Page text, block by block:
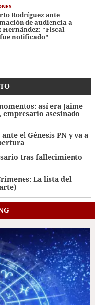
Rodríguez ante
de audiencia a
Hernández: "Fiscal
notificado"
así era Jaime
asesinado
el Génesis PN y va a
tras fallecimiento
La lista del